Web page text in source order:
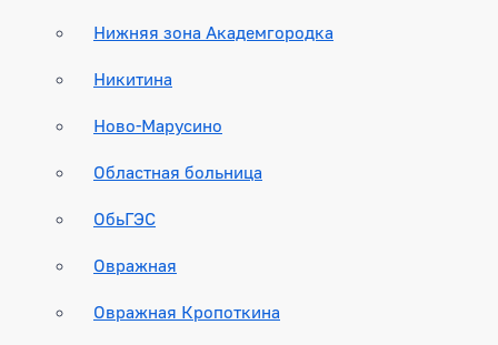
Нижняя зона Академгородка
Никитина
Ново-Марусино
Областная больница
ОбьГЭС
Овражная
Овражная Кропоткина